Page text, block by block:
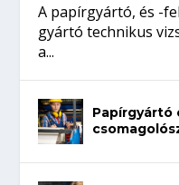
A papírgyártó, és -
gyártó technikus
a...
Papírgyártó